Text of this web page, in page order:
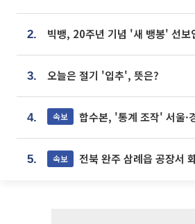
2.
3. 오늘은 절기 '입추', 뜻은?
4. 속보 합수본, '통계 조작' 서울·경기·충북 선
5. 속보 전북 완주 삼례읍 공장서